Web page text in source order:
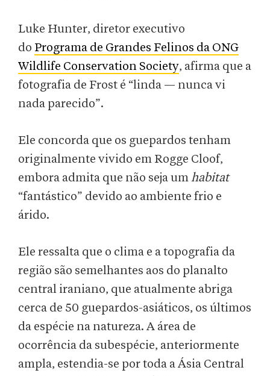
Luke Hunter, diretor executivo
do Programa de Grandes Felinos da ONG
Wildlife Conservation Society, afirma que a
fotografia de Frost é “linda — nunca vi
nada parecido”.
Ele concorda que os guepardos tenham
originalmente vivido em Rogge Cloof,
embora admita que não seja umhabitat
“fantástico” devido ao ambiente frio e
árido.
Ele ressalta que o clima e a topografia da
região são semelhantes aos do planalto
central iraniano, que atualmente abriga
cerca de 50 guepardos-asiáticos, os últimos
da espécie na natureza. A área de
ocorrência da subespécie, anteriormente
ampla, estendia-se por toda a Ásia Central